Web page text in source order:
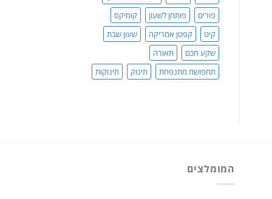
פורים
פותחן לשעון
קומיקס
קיט
קפטן אמריקה
שעון שבת
שקע חכם
תאורה
תחפושת מתנפחת
תינוק תינוקות
המומלצים